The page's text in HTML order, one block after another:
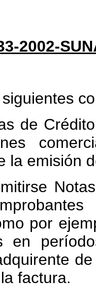
2002-
de
la emisión
por
en
factura.